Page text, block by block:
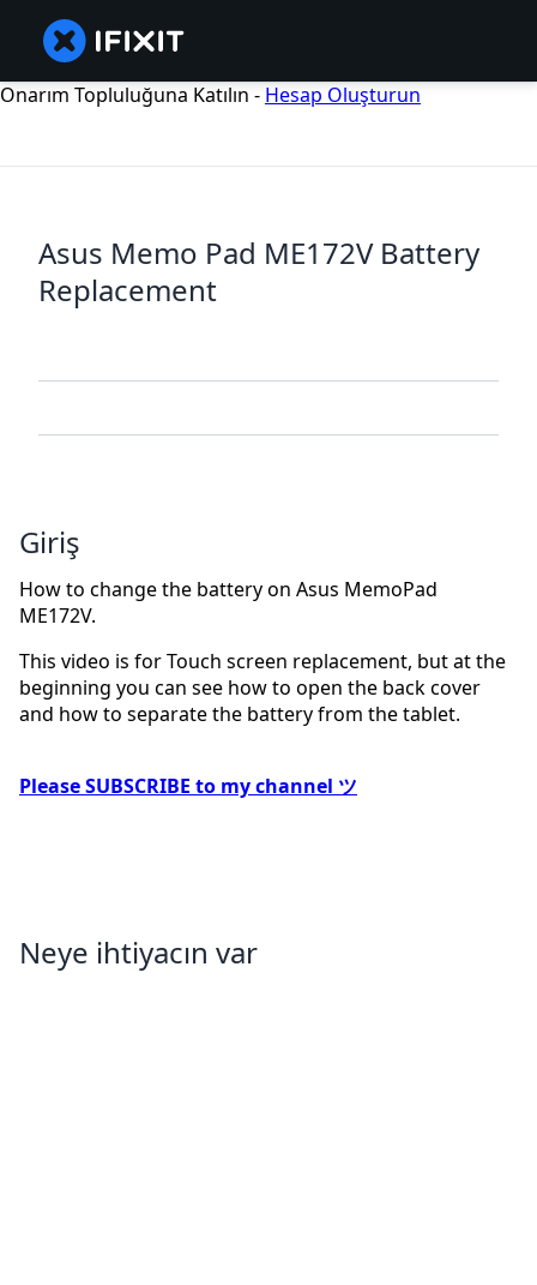
Onarım Topluluğuna Katılın - Hesap Oluşturun
Asus Memo Pad ME172V Battery
Replacement
Giriş
How to change the battery on Asus MemoPad
ME172V.
This video is for Touch screen replacement, but at the
beginning you can see how to open the back cover
and how to separate the battery from the tablet.
Please SUBSCRIBE to my channel ツ
Neye ihtiyacın var